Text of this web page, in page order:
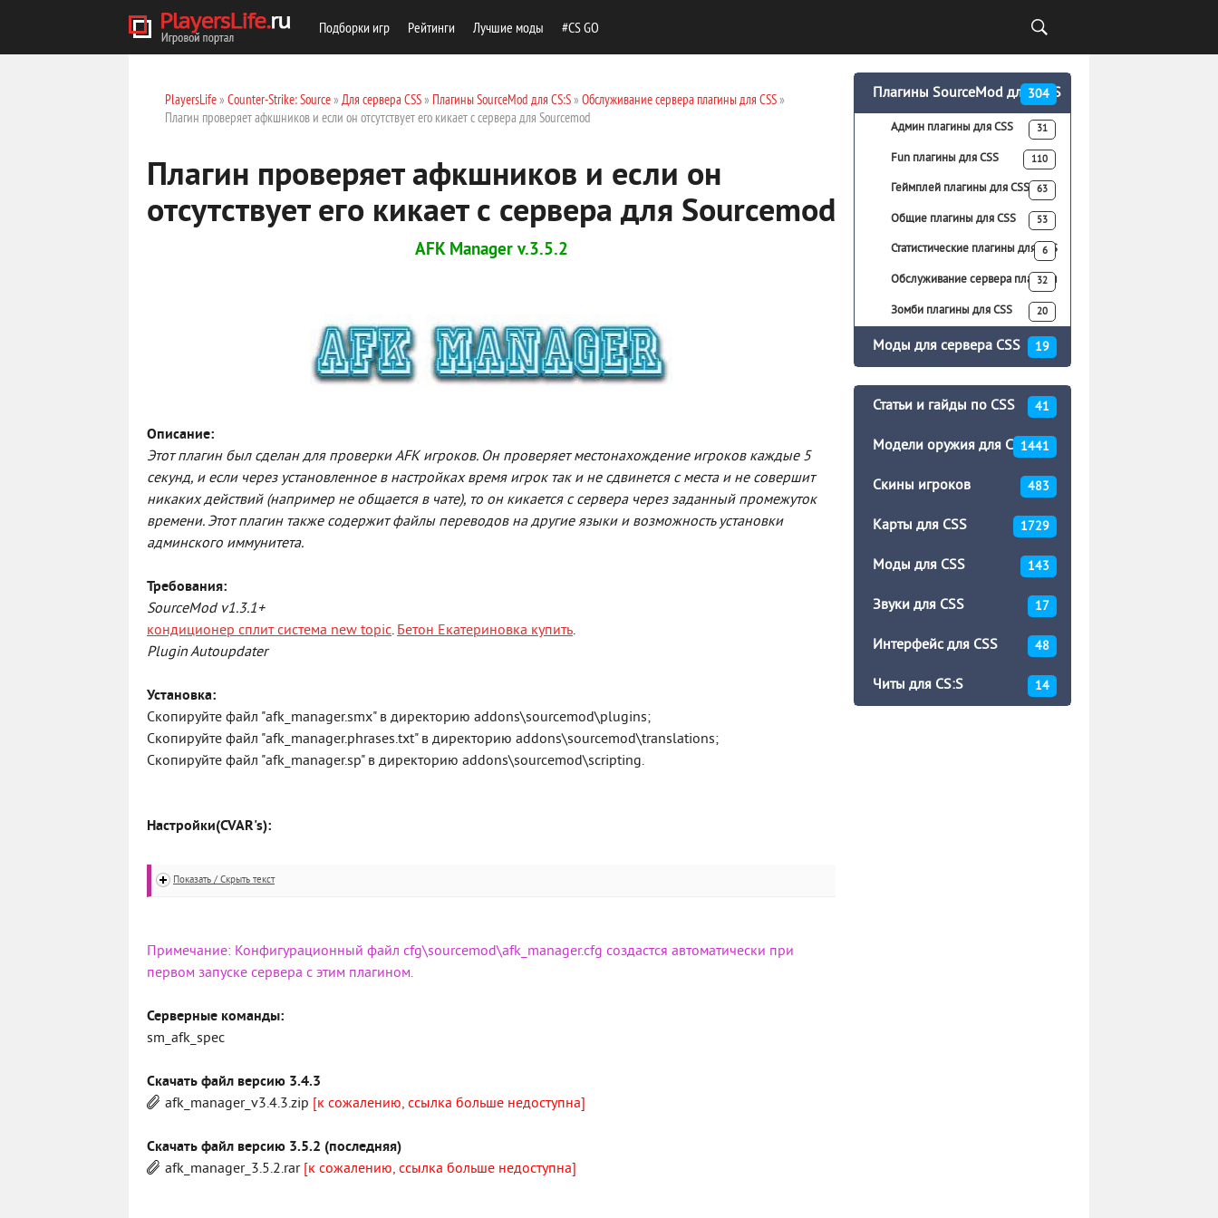
Подборки игр Рейтинги Лучшие моды #CS GO
PlayersLife» Counter-Strike: Source» Для сервера CSS» Плагины SourceMod для CS:S» Обслуживание сервера плагины для CSS»
Плагин проверяет афкшников и если он отсутствует его кикает с сервера для Sourcemod
Плагин проверяет афкшников и если он
отсутствует его кикает с сервера для Sourcemod
AFK Manager v.3.5.2
Описание:
Этот плагин был сделан для проверки AFK игроков. Он проверяет местонахождение игроков каждые 5
секунд, и если через установленное в настройках время игрок так и не сдвинется с места и не совершит
никаких действий (например не общается в чате), то он кикается с сервера через заданный промежуток
времени. Этот плагин также содержит файлы переводов на другие языки и возможность установки
админского иммунитета.
Требования:
SourceMod v1.3.1+
кондиционер сплит система new topic.Бетон Екатериновка купить.
Plugin Autoupdater
Установка:
Скопируйте файл "afk_manager.smx" в директорию addons\sourcemod\plugins;
Скопируйте файл "afk_manager.phrases.txt" в директорию addons\sourcemod\translations;
Скопируйте файл "afk_manager.sp" в директорию addons\sourcemod\scripting.
Настройки(CVAR's):
Показать / Скрыть текст
Примечание: Конфигурационный файл cfg\sourcemod\afk_manager.cfg создастся автоматически при
первом запуске сервера с этим плагином.
Серверные команды:
sm_afk_spec
Скачать файл версию 3.4.3
afk_manager_v3.4.3.zip [к сожалению, ссылка больше недоступна]
Скачать файл версию 3.5.2 (последняя)
afk_manager_3.5.2.rar [к сожалению, ссылка больше недоступна]
Плагины SourceMod для CS:S
304
Админ плагины для CSS 31
Fun плагины для CSS 110
Геймплей плагины для CSS 63
Общие плагины для CSS 53
Статистические плагины для CSS
6
Обслуживание сервера плагины
для CSS
32
Зомби плагины для CSS 20
Моды для сервера CSS 19
Статьи и гайды по CSS 41
Модели оружия для CSS1441
Скины игроков 483
Карты для CSS 1729
Моды для CSS 143
Звуки для CSS 17
Интерфейс для CSS 48
Читы для CS:S 14